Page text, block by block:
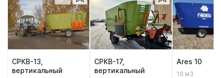
СРКВ-13,
вертикальный
СРКВ-17,
вертикальный
Ares 10
10 м3